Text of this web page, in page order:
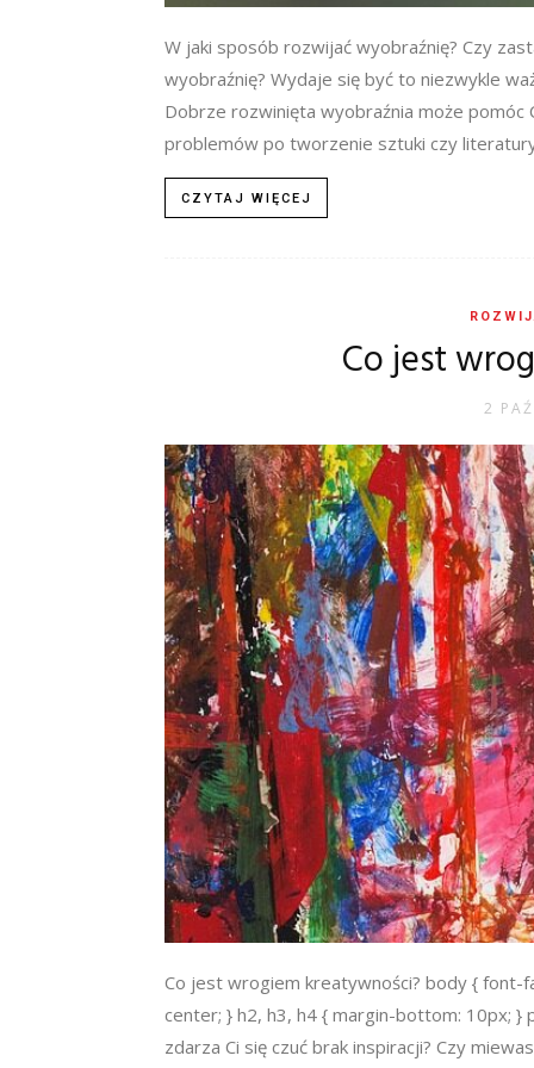
W jaki sposób rozwijać wyobraźnię? Czy
wyobraźnię? Wydaje się być to niezwykle
Dobrze rozwinięta wyobraźnia może pomóc
problemów po tworzenie sztuki czy
CZYTAJ WIĘCEJ
Co jest
2
Co jest wrogiem kreatywności? body { font-
center; } h2, h3, h4 { margin-bottom: 10px; }
zdarza Ci się czuć brak inspiracji? Czy